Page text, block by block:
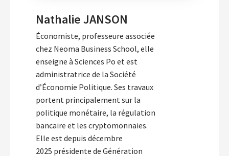
Nathalie JANSON
Économiste, professeure associée
chez Neoma Business School, elle
enseigne à Sciences Po et est
administratrice de la Société
d’Économie Politique. Ses travaux
portent principalement sur la
politique monétaire, la régulation
bancaire et les cryptomonnaies.
Elle est depuis décembre
2025 présidente de Génération